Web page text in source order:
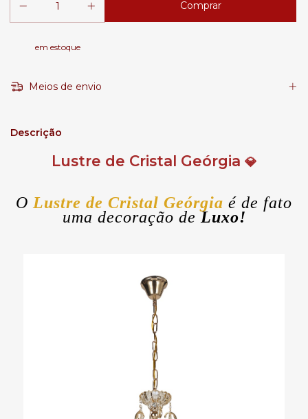
em estoque
Meios de envio
Descrição
Lustre de Cristal Geórgia 💎
O Lustre de Cristal Geórgia é de fato
uma decoração de Luxo!